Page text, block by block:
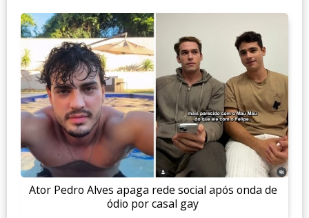
Ator Pedro Alves apaga rede social após onda de
ódio por casal gay